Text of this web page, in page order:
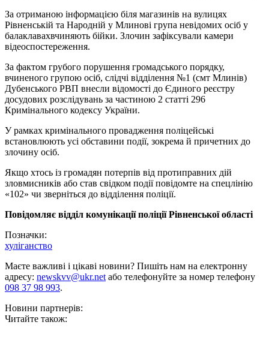
За отриманою інформацією біля магазинів на вулицях
Рівненській та Народній у Млинові група невідомих осіб у
балаклавахвчиняють бійки. Злочин зафіксували камери
відеоспостереження.
За фактом грубого порушення громадського порядку,
вчиненого групою осіб, слідчі відділення №1 (смт Млинів)
Дубенського РВП внесли відомості до Єдиного реєстру
досудових розслідувань за частиною 2 статті 296
Кримінального кодексу України.
У рамках кримінального провадження поліцейські
встановлюють усі обставини події, зокрема й причетних до
злочину осіб.
Якщо хтось із громадян потерпів від протиправних дій
зловмисників або став свідком події повідомте на спецлінію
«102» чи зверніться до відділення поліції.
Повідомляє відділ комунікації поліції Рівненської області
Позначки:
хуліганство
Маєте важливі і цікаві новини? Пишіть нам на електронну
адресу: newskvv@ukr.netабо телефонуйте за номер телефону
098 37 98 993.
Новини партнерів:
Читайте також: